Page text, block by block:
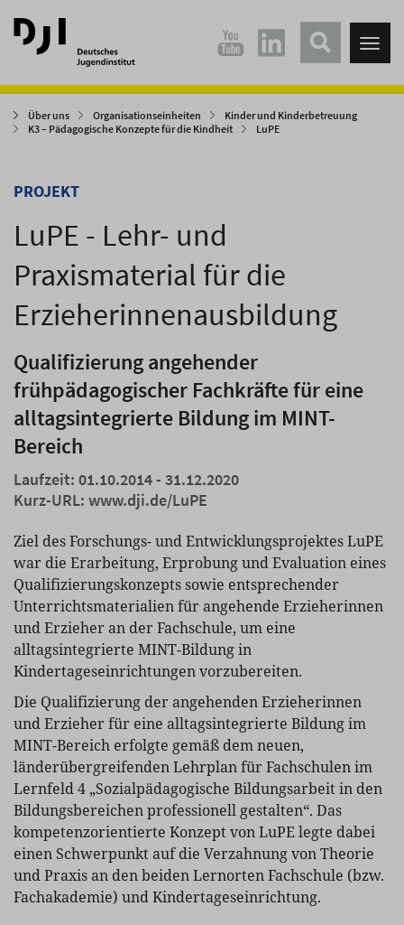
Direkt
zum
Hauptinhalt
Direkt
zum
Hauptmenü
Über uns Organisationseinheiten
Kinder und Kinderbetreuung
K3 – Pädagogische Konzepte für die Kindheit
LuPE
PROJEKT
LuPE - Lehr- und
Praxismaterial für die
Erzieherinnenausbildung
Qualifizierung angehender
frühpädagogischer Fachkräfte für eine
alltagsintegrierte Bildung im MINT-
Bereich
Laufzeit: 01.10.2014 - 31.12.2020
Kurz-URL: www.dji.de/LuPE
Ziel des Forschungs- und Entwicklungsprojektes LuPE
war die Erarbeitung, Erprobung und Evaluation eines
Qualifizierungskonzepts sowie entsprechender
Unterrichtsmaterialien für angehende Erzieherinnen
und Erzieher an der Fachschule, um eine
alltagsintegrierte MINT-Bildung in
Kindertageseinrichtungen vorzubereiten.
Die Qualifizierung der angehenden Erzieherinnen
und Erzieher für eine alltagsintegrierte Bildung im
MINT-Bereich erfolgte gemäß dem neuen,
länderübergreifenden Lehrplan für Fachschulen im
Lernfeld 4 „Sozialpädagogische Bildungsarbeit in den
Bildungsbereichen professionell gestalten“. Das
kompetenzorientierte Konzept von LuPE legte dabei
einen Schwerpunkt auf die Verzahnung von Theorie
und Praxis an den beiden Lernorten Fachschule (bzw.
Fachakademie) und Kindertageseinrichtung.